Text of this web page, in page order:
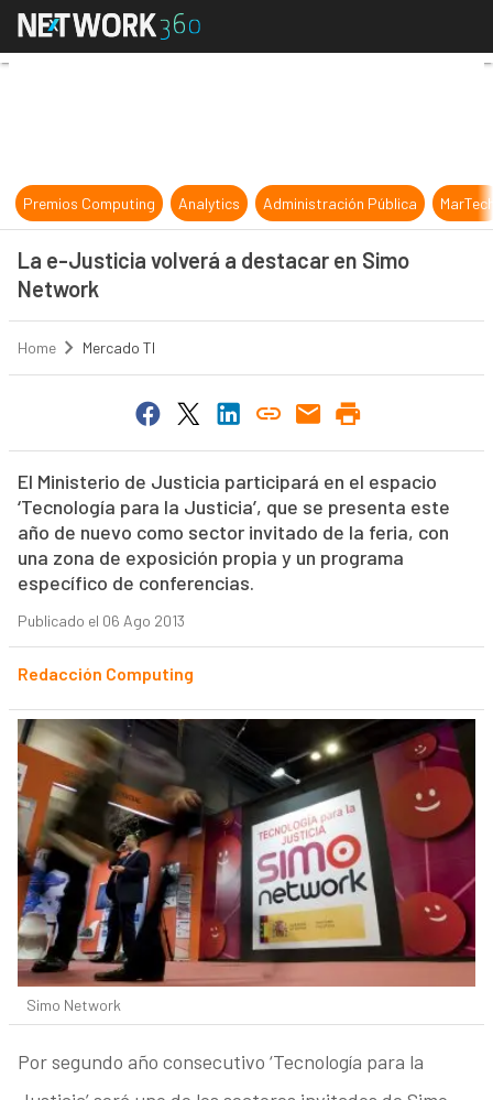
La e-Justicia volverá a destacar
Premios Computing Analytics Administración Pública
La e-Justicia volverá a destacar en Simo
Network
Home Mercado TI
El Ministerio de Justicia participará en el espacio
‘Tecnología para la Justicia’, que se presenta este
año de nuevo como sector invitado de la feria, con
una zona de exposición propia y un programa
específico de conferencias.
Publicado el 06 Ago 2013
Redacción Computing
Simo Network
Por segundo año consecutivo ‘Tecnología para la